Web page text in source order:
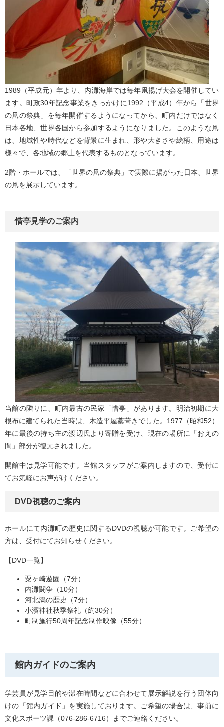
1989（平成元）年より、内灘海岸では毎年凧揚げ大会を開催してい
ます。町政30年記念事業をきっかけに1992（平成4）年から「世界
の凧の祭典」を毎年開催するようになってから、町内だけではなく
日本各地、世界各国から参加するようになりました。このような凧
は、地域性や時代などを背景に生まれ、形や大きさや絵柄、用途は
様々で、各地域の郷土を代表するものとなっています。
2階・ホールでは、「世界の凧の祭典」で実際に揚がった日本、世界
の凧を展示しています。
惜亭見学のご案内
当館の隣りに、町内最古の民家「惜亭」があります。明治初期に大
根布に建てられた当時は、木造平屋藁葺きでした。1977（昭和52）
年に最後の持ち主の渡辺氏より寄贈を受け、現在の場所に「おえの
間」部分が復元されました。
開館中は見学可能です。当館スタッフがご案内しますので、受付に
てお気軽にお声がけください。
DVD視聴のご案内
ホールにて内灘町の歴史に関するDVDの視聴が可能です。ご希望の
方は、受付にてお知らせください。
【DVD一覧】
粟ヶ崎遊園（7分）
内灘闘争（10分）
河北潟の歴史（7分）
小濱神社秋季祭礼（約30分）
町制施行50周年記念制作映像（55分）
館内ガイドのご案内
学芸員が見学目的や滞在時間などに合わせて展示解説を行う団体向
けの「館内ガイド」を実施しております。ご希望の場合は、事前に
文化スポーツ課（076-286-6716）までご連絡ください。